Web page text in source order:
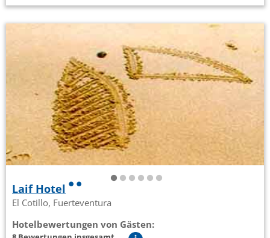
Laif Hotel
El Cotillo, Fuerteventura
Hotelbewertungen von Gästen: